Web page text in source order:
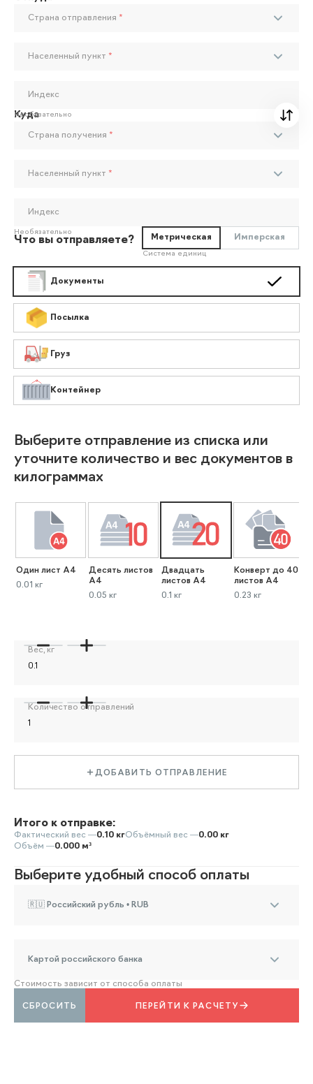
Страна отправления *
Населенный пункт *
Индекс
Необязательно
Куда
Страна получения *
Населенный пункт *
Индекс
Необязательно
Что вы отправляете? Метрическая Имперская
Система единиц
Документы
Посылка
Груз
Контейнер
Выберите отправление из списка или
уточните количество и вес документов в
килограммах
Один лист А4
0.01 кг
Десять листов
А4
0.05 кг
Двадцать
листов А4
0.1 кг
Конверт до 40
листов А4
0.23 кг
Вес, кг
Количество отправлений
ДОБАВИТЬ ОТПРАВЛЕНИЕ
Итого к отправке:
Фактический вес —0.10 кгОбъёмный вес —0.00 кг
Объём —0.000 м³
Выберите удобный способ оплаты
🇷🇺 Российский рубль • RUB
Картой российского банка
Стоимость зависит от способа оплаты
ПЕРЕЙТИ К РАСЧЕТУ
СБРОСИТЬ